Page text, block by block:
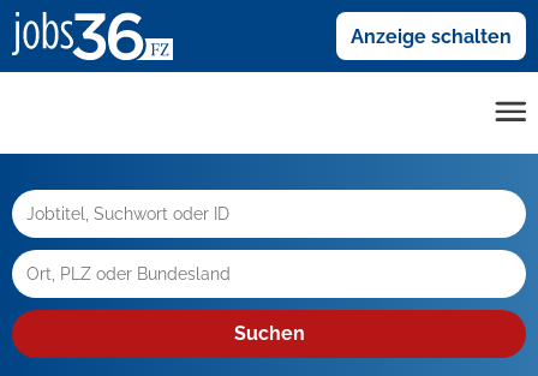
Anzeige schalten
Suchen